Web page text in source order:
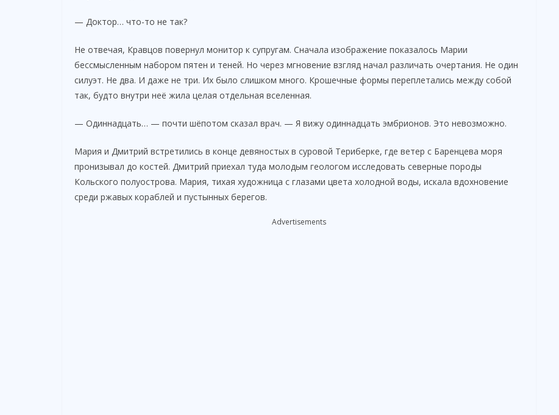
— Доктор… что-то не так?
Не отвечая, Кравцов повернул монитор к супругам. Сначала изображение показалось Марии
бессмысленным набором пятен и теней. Но через мгновение взгляд начал различать очертания. Не один
силуэт. Не два. И даже не три. Их было слишком много. Крошечные формы переплетались между собой
так, будто внутри неё жила целая отдельная вселенная.
— Одиннадцать… — почти шёпотом сказал врач. — Я вижу одиннадцать эмбрионов. Это невозможно.
Мария и Дмитрий встретились в конце девяностых в суровой Териберке, где ветер с Баренцева моря
пронизывал до костей. Дмитрий приехал туда молодым геологом исследовать северные породы
Кольского полуострова. Мария, тихая художница с глазами цвета холодной воды, искала вдохновение
среди ржавых кораблей и пустынных берегов.
Advertisements